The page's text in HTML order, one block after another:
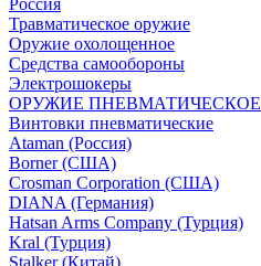
Россия
Травматическое оружие
Оружие охолощенное
Средства самообороны
Электрошокеры
ОРУЖИЕ ПНЕВМАТИЧЕСКОЕ
Винтовки пневматические
Ataman (Россия)
Borner (США)
Crosman Corporation (США)
DIANA (Германия)
Hatsan Arms Company (Турция)
Kral (Турция)
Stalker (Китай)